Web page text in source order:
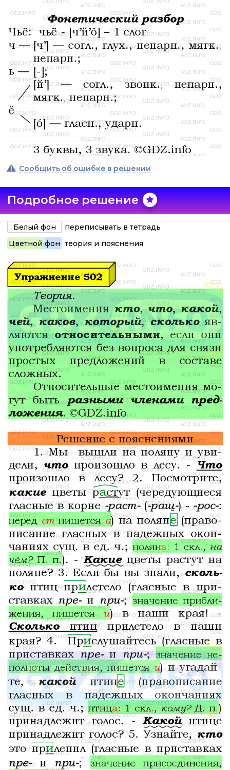
Сообщить об ошибке в решении
Подробное решение
Белый фон
переписывать в тетрадь
Цветной фон теория и пояснения